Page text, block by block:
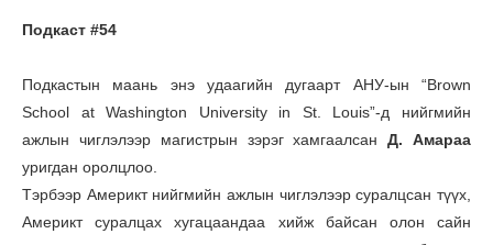
Подкаст #54
Подкастын маань энэ удаагийн дугаарт АНУ-ын “Brown
School at Washington University in St. Louis”-д нийгмийн
ажлын чиглэлээр магистрын зэрэг хамгаалсанД. Амараа
уригдан оролцлоо.
Тэрбээр Америкт нийгмийн ажлын чиглэлээр суралцсан түүх,
Америкт суралцах хугацаандаа хийж байсан олон сайн